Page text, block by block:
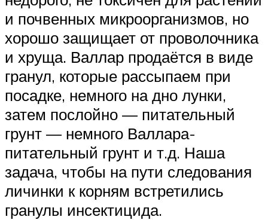
и почвенных микроорганизмов, но
хорошо защищает от проволочника
и хруща. Валлар продаётся в виде
гранул, которые рассыпаем при
посадке, немного на дно лунки,
затем послойно — питательный
грунт — немного Валлара-
питательный грунт и т.д. Наша
задача, чтобы на пути следования
личинки к корням встретились
гранулы инсектицида.